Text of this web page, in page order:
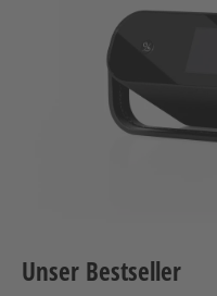
Unser Bestseller